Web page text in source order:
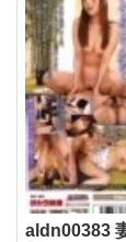
aldn00383